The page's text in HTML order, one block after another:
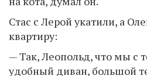
Стас с Лерой укатили, а
квартиру:
— Так, Леопольд, что мы с
удобный диван, большой